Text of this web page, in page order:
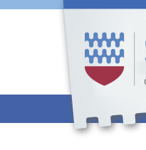
N
a
v
g
n
e